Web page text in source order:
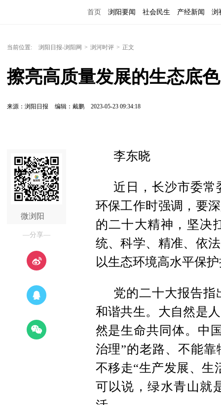
首页 浏阳要闻 社会民生 产经新闻 浏
当前位置: 浏阳日报-浏阳网 > 浏河时评 > 正文
擦亮高质量发展的生态底色
来源：浏阳日报 编辑：戴鹏 2023-05-23 09:34:18
微浏阳
—分享—
李东晓
近日，长沙市委常
环保工作时强调，要
的二十大精神，坚决
统、科学、精准、依
以生态环境高水平保
党的二十大报告
和谐共生。大自然是
然是生命共同体。中
治理”的老路、不能
不移走“生产发展、生
可以说，绿水青山就